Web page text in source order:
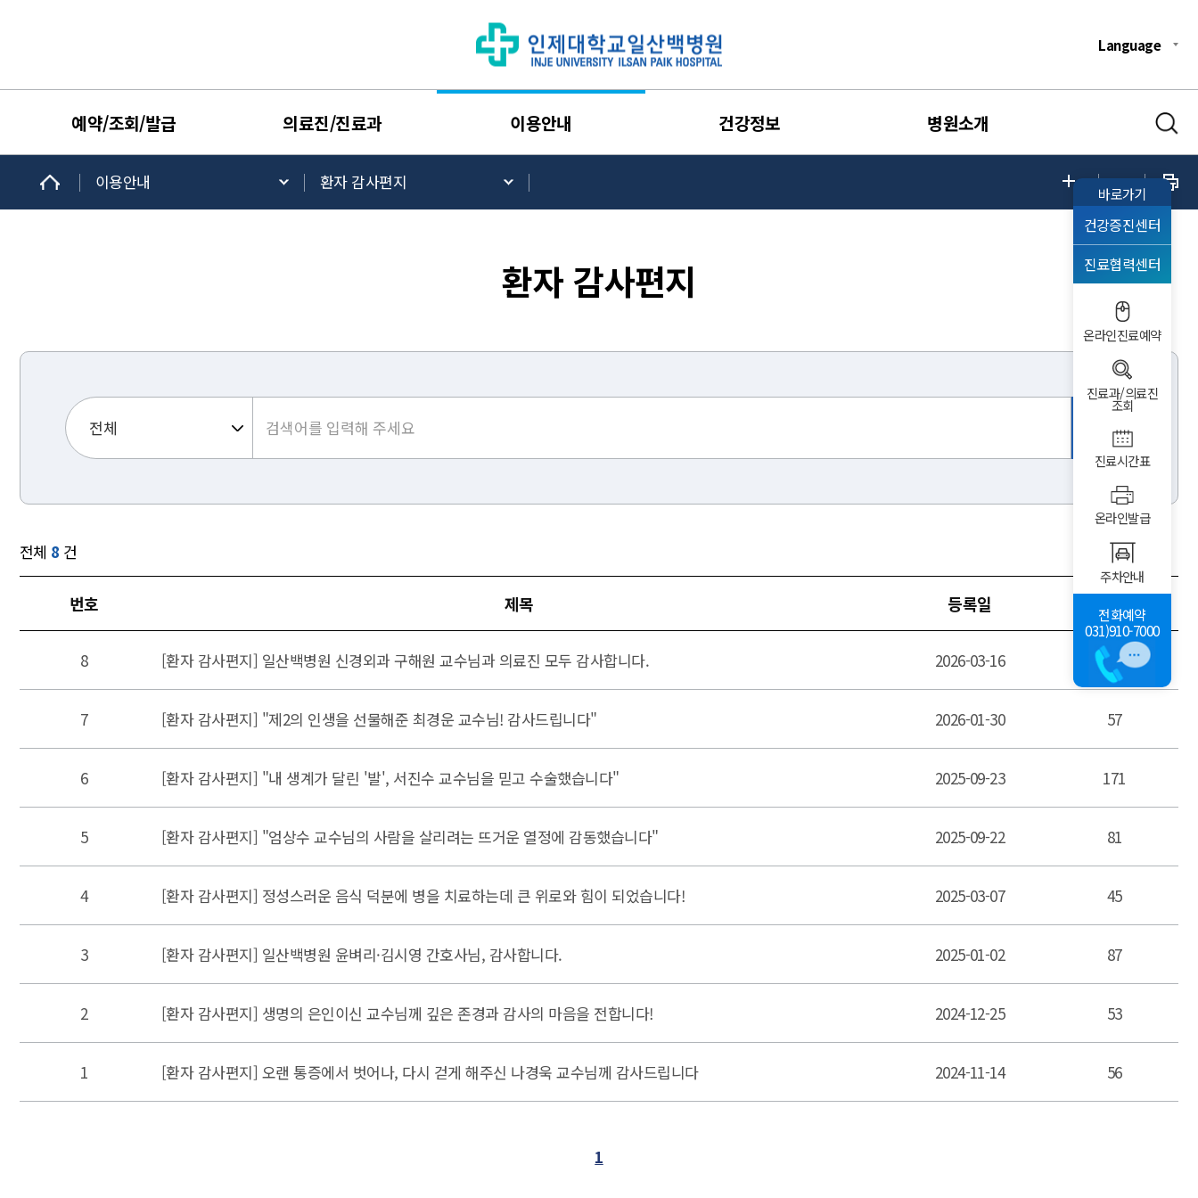
Language
예약/조회/발급 의료진/진료과 이용안내 건강정보 병원소개
이용안내 환자 감사편지
환자 감사편지
전체 8 건
번호 제목 등록일 조회수
8 [환자 감사편지] 일산백병원 신경외과 구해원 교수님과 의료진 모두 감사합니다. 2026-03-16 73
7 [환자 감사편지] "제2의 인생을 선물해준 최경운 교수님! 감사드립니다" 2026-01-30 57
6 [환자 감사편지] "내 생계가 달린 '발', 서진수 교수님을 믿고 수술했습니다" 2025-09-23 171
5 [환자 감사편지] "엄상수 교수님의 사람을 살리려는 뜨거운 열정에 감동했습니다" 2025-09-22 81
4 [환자 감사편지] 정성스러운 음식 덕분에 병을 치료하는데 큰 위로와 힘이 되었습니다! 2025-03-07 45
3 [환자 감사편지] 일산백병원 윤벼리·김시영 간호사님, 감사합니다. 2025-01-02 87
2 [환자 감사편지] 생명의 은인이신 교수님께 깊은 존경과 감사의 마음을 전합니다! 2024-12-25 53
1 [환자 감사편지] 오랜 통증에서 벗어나, 다시 걷게 해주신 나경욱 교수님께 감사드립니다 2024-11-14 56
1
바로가기
건강증진센터
진료협력센터
온라인진료예약
진료과/의료진
조회
진료시간표
온라인발급
주차안내
전화예약
031)910-7000